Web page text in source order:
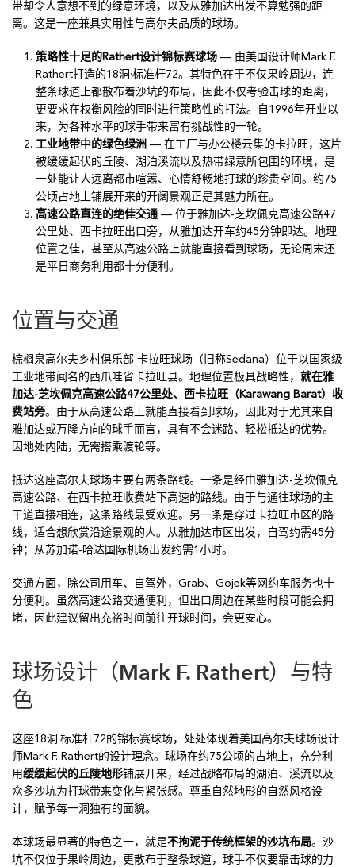
带却令人意想不到的绿意环境，以及从雅加达出发不算勉强的距
离。这是一座兼具实用性与高尔夫品质的球场。
策略性十足的Rathert设计锦标赛球场 — 由美国设计师Mark F.
Rathert打造的18洞·标准杆72。其特色在于不仅果岭周边，连
整条球道上都散布着沙坑的布局，因此不仅考验击球的距离，
更要求在权衡风险的同时进行策略性的打法。自1996年开业以
来，为各种水平的球手带来富有挑战性的一轮。
工业地带中的绿色绿洲 — 在工厂与办公楼云集的卡拉旺，这片
被缓缓起伏的丘陵、湖泊溪流以及热带绿意所包围的环境，是
一处能让人远离都市喧嚣、心情舒畅地打球的珍贵空间。约75
公顷占地上铺展开来的开阔景观正是其魅力所在。
高速公路直连的绝佳交通 — 位于雅加达-芝坎佩克高速公路47
公里处、西卡拉旺出口旁，从雅加达开车约45分钟即达。地理
位置之佳，甚至从高速公路上就能直接看到球场，无论周末还
是平日商务利用都十分便利。
位置与交通
棕榈泉高尔夫乡村俱乐部 卡拉旺球场（旧称Sedana）位于以国家级
工业地带闻名的西爪哇省卡拉旺县。地理位置极具战略性， 就在雅
加达-芝坎佩克高速公路47公里处、西卡拉旺（Karawang Barat）收
费站旁。由于从高速公路上就能直接看到球场，因此对于尤其来自
雅加达或万隆方向的球手而言，具有不会迷路、轻松抵达的优势。
因地处内陆，无需搭乘渡轮等。
抵达这座高尔夫球场主要有两条路线。一条是经由雅加达-芝坎佩克
高速公路、在西卡拉旺收费站下高速的路线。由于与通往球场的主
干道直接相连，这条路线最受欢迎。另一条是穿过卡拉旺市区的路
线，适合想欣赏沿途景观的人。从雅加达市区出发，自驾约需45分
钟；从苏加诺-哈达国际机场出发约需1小时。
交通方面，除公司用车、自驾外，Grab、Gojek等网约车服务也十
分便利。虽然高速公路交通便利，但出口周边在某些时段可能会拥
堵，因此建议留出充裕时间前往开球时间，会更安心。
球场设计（Mark F. Rathert）与特
色
这座18洞·标准杆72的锦标赛球场，处处体现着美国高尔夫球场设计
师Mark F. Rathert的设计理念。球场在约75公顷的占地上，充分利
用缓缓起伏的丘陵地形铺展开来，经过战略布局的湖泊、溪流以及
众多沙坑为打球带来变化与紧张感。尊重自然地形的自然风格设
计，赋予每一洞独有的面貌。
本球场最显著的特色之一，就是不拘泥于传统框架的沙坑布局。沙
坑不仅位于果岭周边，更散布于整条球道，球手不仅要靠击球的力